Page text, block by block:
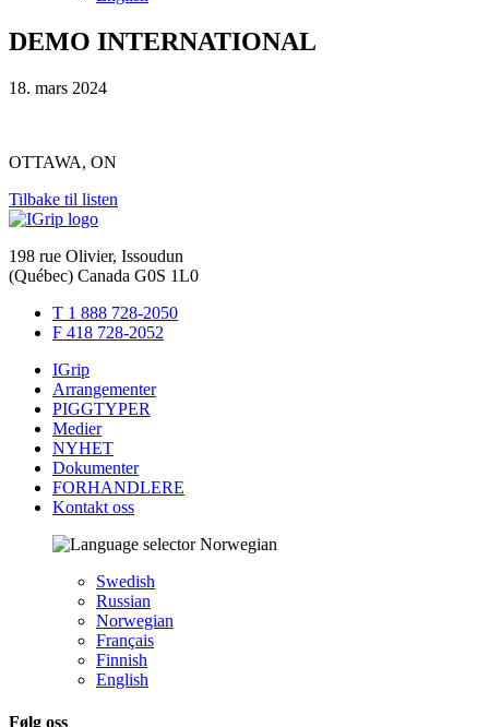
DEMO INTERNATIONAL
18. mars 2024
OTTAWA, ON
Tilbake til listen
198 rue Olivier, Issoudun
(Québec) Canada G0S 1L0
T 1 888 728-2050
F 418 728-2052
IGrip
Arrangementer
PIGGTYPER
Medier
NYHET
Dokumenter
FORHANDLERE
Kontakt oss
Norwegian
Swedish
Russian
Norwegian
Français
Finnish
English
Følg oss